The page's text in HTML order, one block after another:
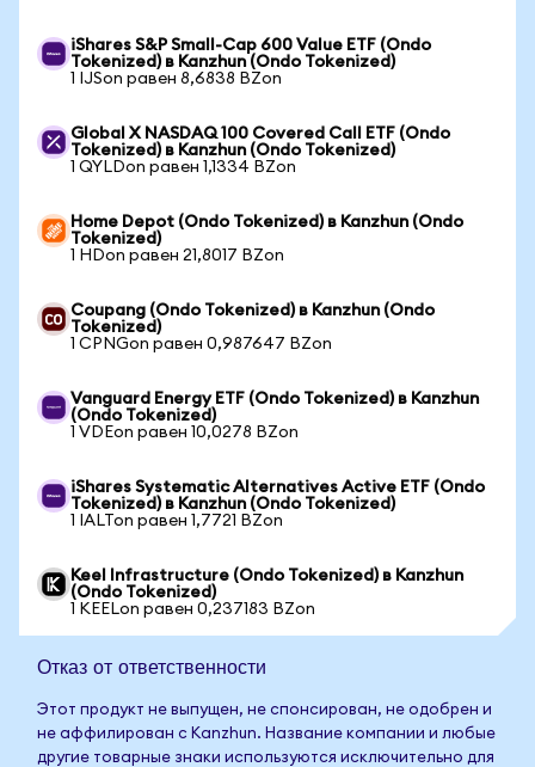
iShares S&P Small-Cap 600 Value ETF (Ondo
Tokenized) в Kanzhun (Ondo Tokenized)
1 IJSon равен 8,6838 BZon
Global X NASDAQ 100 Covered Call ETF (Ondo
Tokenized) в Kanzhun (Ondo Tokenized)
1 QYLDon равен 1,1334 BZon
Home Depot (Ondo Tokenized) в Kanzhun (Ondo
Tokenized)
1 HDon равен 21,8017 BZon
Coupang (Ondo Tokenized) в Kanzhun (Ondo
Tokenized)
1 CPNGon равен 0,987647 BZon
Vanguard Energy ETF (Ondo Tokenized) в Kanzhun
(Ondo Tokenized)
1 VDEon равен 10,0278 BZon
iShares Systematic Alternatives Active ETF (Ondo
Tokenized) в Kanzhun (Ondo Tokenized)
1 IALTon равен 1,7721 BZon
Keel Infrastructure (Ondo Tokenized) в Kanzhun
(Ondo Tokenized)
1 KEELon равен 0,237183 BZon
Отказ от ответственности
Этот продукт не выпущен, не спонсирован, не одобрен и
не аффилирован с Kanzhun. Название компании и любые
другие товарные знаки используются исключительно для